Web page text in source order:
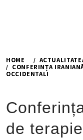
HOME
CONFERINȚA
OCCIDENTALI
de